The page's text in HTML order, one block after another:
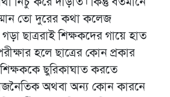
তো দুরের কথা কলেজ
গড়া ছাত্ররাই শিক্ষকদের গায়ে হাত
হলে ছাত্রের কোন প্রকার
শিক্ষককে ছুরিকাঘাত করতে
অথবা অন্য কোন কারনে